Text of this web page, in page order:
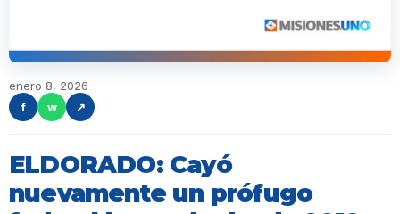
enero 8, 2026
f
w ↗
ELDORADO: Cayó
nuevamente un prófugo